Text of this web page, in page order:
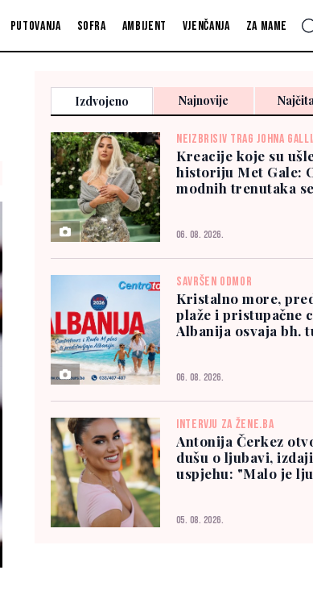
Putovanja Sofra Ambijent Vjenčanja Za mame
Izdvojeno Najnovije
NEIZBRISIV TRAG JOHNA
Kreacije koje su
historiju Met Gale:
modnih trenutaka
06. 08. 2026.
SAVRŠEN ODMOR
Kristalno more,
plaže i pristupačne
Albanija osvaja bh.
06. 08. 2026.
INTERVJU ZA ŽENE.BA
Antonija Čerkez
dušu o ljubavi,
uspjehu: "Malo je
05. 08. 2026.